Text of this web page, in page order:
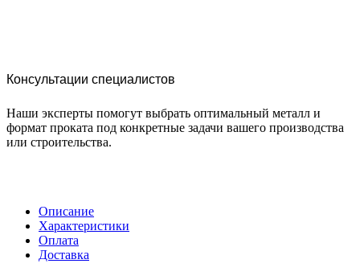
Консультации специалистов
Наши эксперты помогут выбрать оптимальный металл и
формат проката под конкретные задачи вашего производства
или строительства.
Описание
Характеристики
Оплата
Доставка